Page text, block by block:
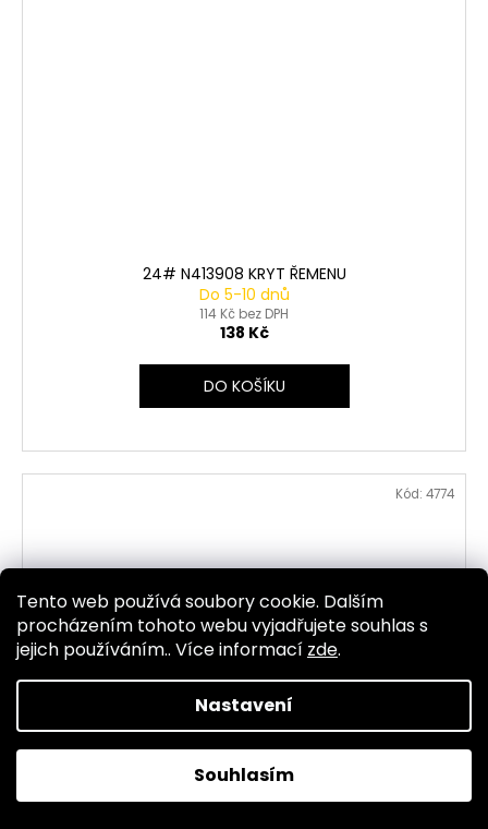
Tento web používá soubory cookie. Dalším
procházením tohoto webu vyjadřujete souhlas s
jejich používáním.. Více informací zde.
Nastavení
Souhlasím
24# N413908 KRYT ŘEMENU
Do 5-10 dnů
114 Kč bez DPH
138 Kč
DO KOŠÍKU
Kód: 4774